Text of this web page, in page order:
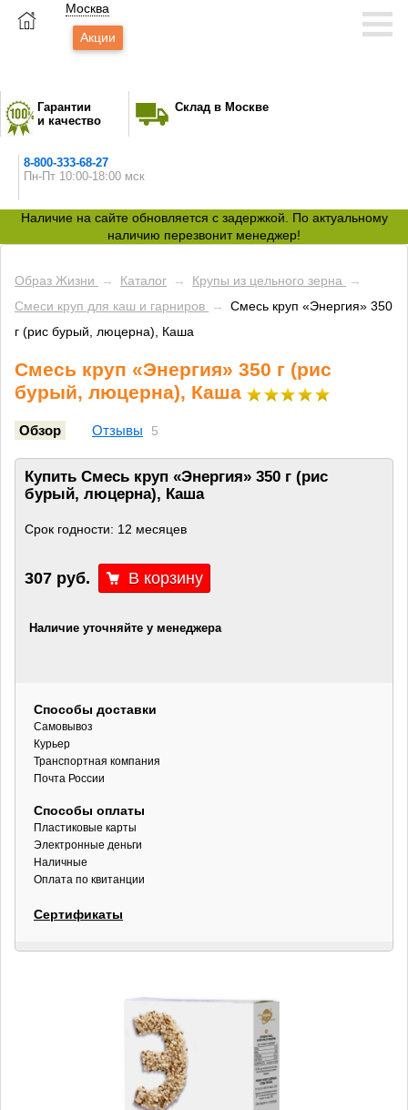
Москва
Акции
Гарантии
и качество
Склад в Москве
8-800-333-68-27
Пн-Пт 10:00-18:00 мск
Наличие на сайте обновляется с задержкой. По актуальному
наличию перезвонит менеджер!
Образ Жизни → Каталог → Крупы из цельного зерна
→
Смеси круп для каш и гарниров
→
Смесь круп «Энергия» 350
г (рис бурый, люцерна), Каша
Смесь круп «Энергия» 350 г (рис
бурый, люцерна), Каша
Обзор Отзывы 5
Купить Смесь круп «Энергия» 350 г (рис
бурый, люцерна), Каша
Срок годности: 12 месяцев
307 руб.
Наличие уточняйте у менеджера
Способы доставки
Самовывоз
Курьер
Транспортная компания
Почта России
Способы оплаты
Пластиковые карты
Электронные деньги
Наличные
Оплата по квитанции
Сертификаты